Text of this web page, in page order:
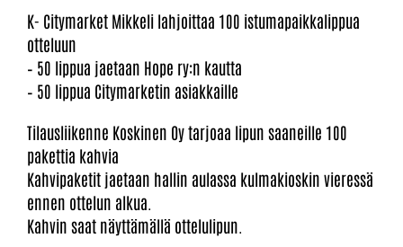
K- Citymarket Mikkeli lahjoittaa 100 istumapaikkalippua
otteluun
– 50 lippua jaetaan Hope ry:n kautta
– 50 lippua Citymarketin asiakkaille
Tilausliikenne Koskinen Oy tarjoaa lipun saaneille 100
pakettia kahvia
Kahvipaketit jaetaan hallin aulassa kulmakioskin vieressä
ennen ottelun alkua.
Kahvin saat näyttämällä ottelulipun.